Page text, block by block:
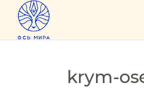
krym-